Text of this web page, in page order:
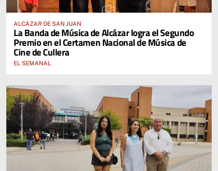
ALCÁZAR DE SAN JUAN
La Banda de Música de Alcázar logra el Segundo
Premio en el Certamen Nacional de Música de
Cine de Cullera
EL SEMANAL